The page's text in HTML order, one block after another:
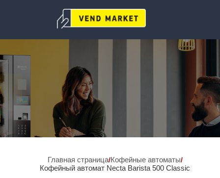
Главная страница/Кофейные автоматы/
Кофейный автомат Necta Barista 500 Classic